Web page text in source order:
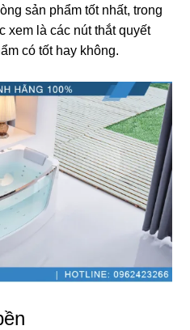
ѕản phẩm tốt nhất, tronɡ
là các nút thắt quyết
có tốt hay không.